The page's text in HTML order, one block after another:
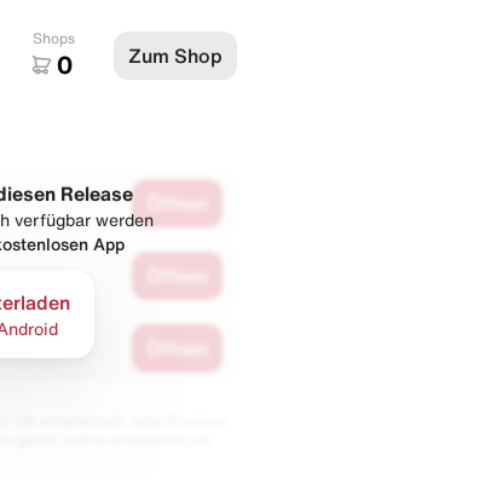
Shops
0 Zum Shop
Release
verfügbar werden
App